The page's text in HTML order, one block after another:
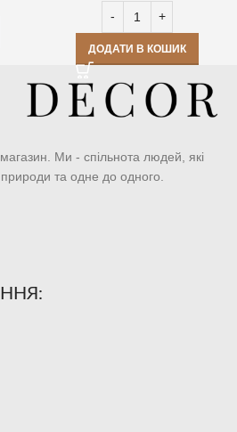
ДОДАТИ В КОШИК
Ми - спільнота людей, які
та одне до одного.